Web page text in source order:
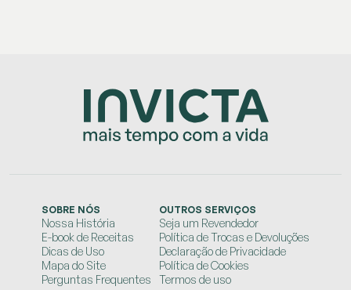
SOBRE NÓS
Nossa História
E-book de Receitas
Dicas de Uso
Mapa do Site
Perguntas Frequentes
OUTROS SERVIÇOS
Seja um Revendedor
Política de Trocas e Devoluções
Declaração de Privacidade
Política de Cookies
Termos de uso